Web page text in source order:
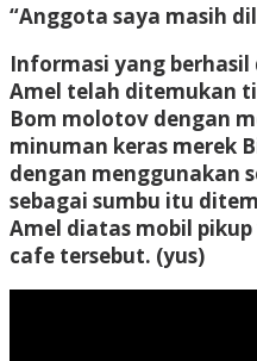
“Anggota saya masih
Informasi yang
Amel telah ditemukan
Bom molotov dengan
minuman keras merek
dengan menggunakan
sebagai sumbu itu
Amel diatas mobil
cafe tersebut. (yus)